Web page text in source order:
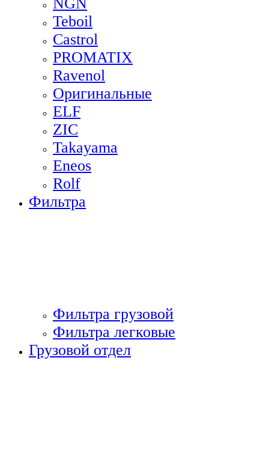
Teboil
Castrol
PROMATIX
Ravenol
Оригинальные
ELF
ZIC
Takayama
Eneos
Rolf
Фильтра
Фильтра грузовой
Фильтра легковые
Грузовой отдел